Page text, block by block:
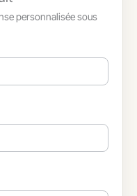
personnalisée sous